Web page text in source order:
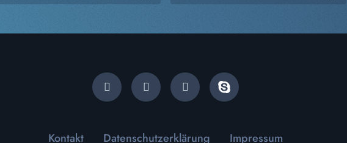
Kontakt Datenschutzerklärung Impressum